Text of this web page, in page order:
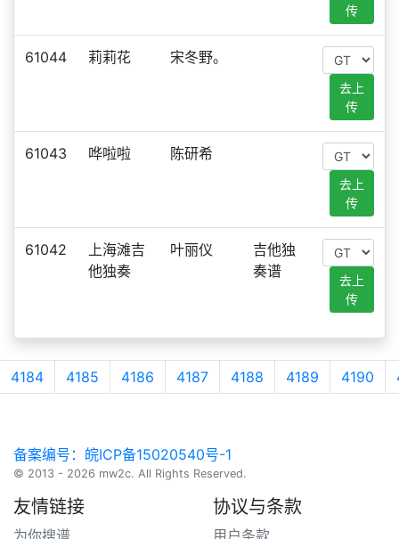
传
61044 莉莉花 宋冬野。
去上
传
61043 哗啦啦 陈研希
去上
传
61042
上海滩吉
他独奏
叶丽仪
吉他独
奏谱
去上
传
4184 4185 4186 4187 4188 4189 4190
备案编号：皖ICP备15020540号-1
© 2013 - 2026 mw2c. All Rights Reserved.
友情链接
为你搜谱
协议与条款
用户条款